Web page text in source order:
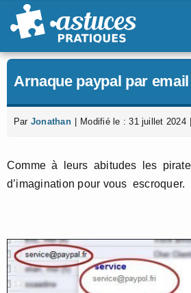
Passer
au
Arnaque paypal par email
Par Jonathan Modifié le : 31 juillet 2024
Comme à leurs abitudes les
d’imagination pour vous escroquer.